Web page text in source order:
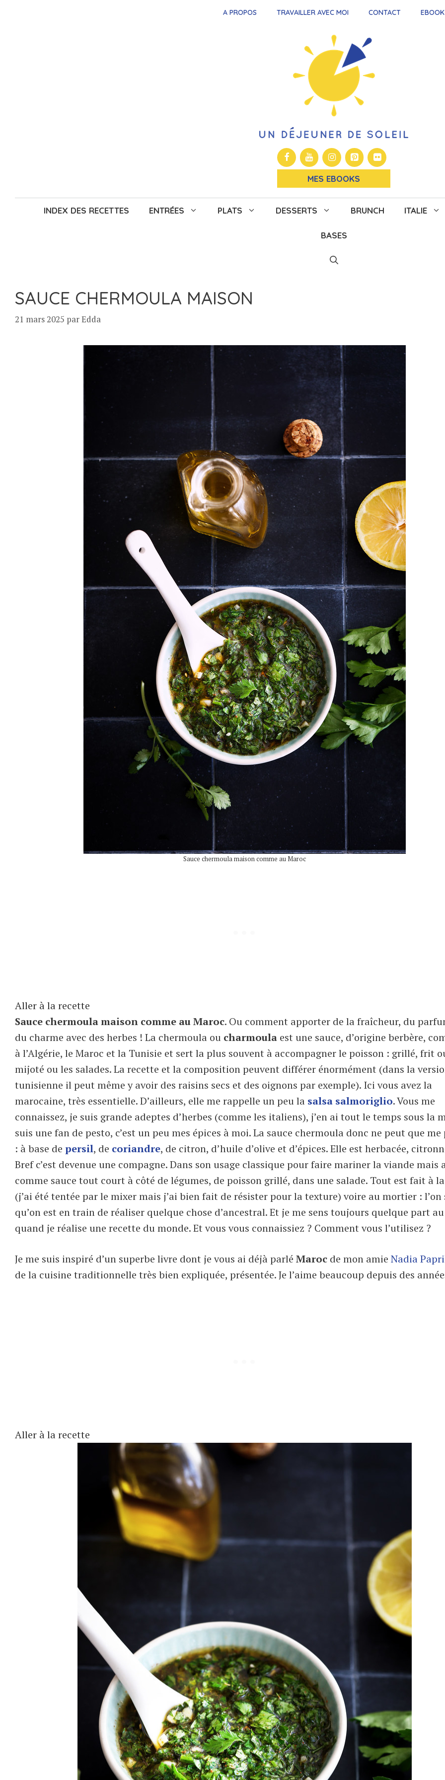
A PROPOS TRAVAILLER AVEC MOI CONTACT EBOOK
MES EBOOKS
INDEX DES RECETTES ENTRÉES PLATS DESSERTS BRUNCH ITALIE
BASES
SAUCE CHERMOULA MAISON
21 mars 2025 parEdda
Sauce chermoula maison comme au Maroc
Aller à la recette
Sauce chermoula maison comme au Maroc. Ou comment apporter de la fraîcheur, du
du charme avec des herbes ! La chermoula ou charmoula est une sauce, d’origine berbère,
à l’Algérie, le Maroc et la Tunisie et sert la plus souvent à accompagner le poisson : grillé, frit
mijoté ou les salades. La recette et la composition peuvent différer énormément (dans la
tunisienne il peut même y avoir des raisins secs et des oignons par exemple). Ici vous avez la
marocaine, très essentielle. D’ailleurs, elle me rappelle un peu la salsa salmoriglio. Vous me
connaissez, je suis grande adeptes d’herbes (comme les italiens), j’en ai tout le temps sous la
suis une fan de pesto, c’est un peu mes épices à moi. La sauce chermoula donc ne peut que
: à base de persil, de coriandre, de citron, d’huile d’olive et d’épices. Elle est herbacée,
Bref c’est devenue une compagne. Dans son usage classique pour faire mariner la viande mais
comme sauce tout court à côté de légumes, de poisson grillé, dans une salade. Tout est fait à
(j’ai été tentée par le mixer mais j’ai bien fait de résister pour la texture) voire au mortier : l’on
qu’on est en train de réaliser quelque chose d’ancestral. Et je me sens toujours quelque part
quand je réalise une recette du monde. Et vous vous connaissiez ? Comment vous l’utilisez ?
Je me suis inspiré d’un superbe livre dont je vous ai déjà parlé Maroc de mon amie Nadia
de la cuisine traditionnelle très bien expliquée, présentée. Je l’aime beaucoup depuis des
Aller à la recette